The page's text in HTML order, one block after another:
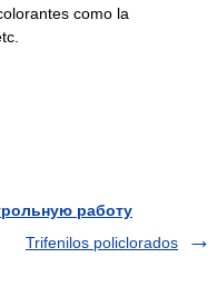
como la
работу
Trifenilos policlorados